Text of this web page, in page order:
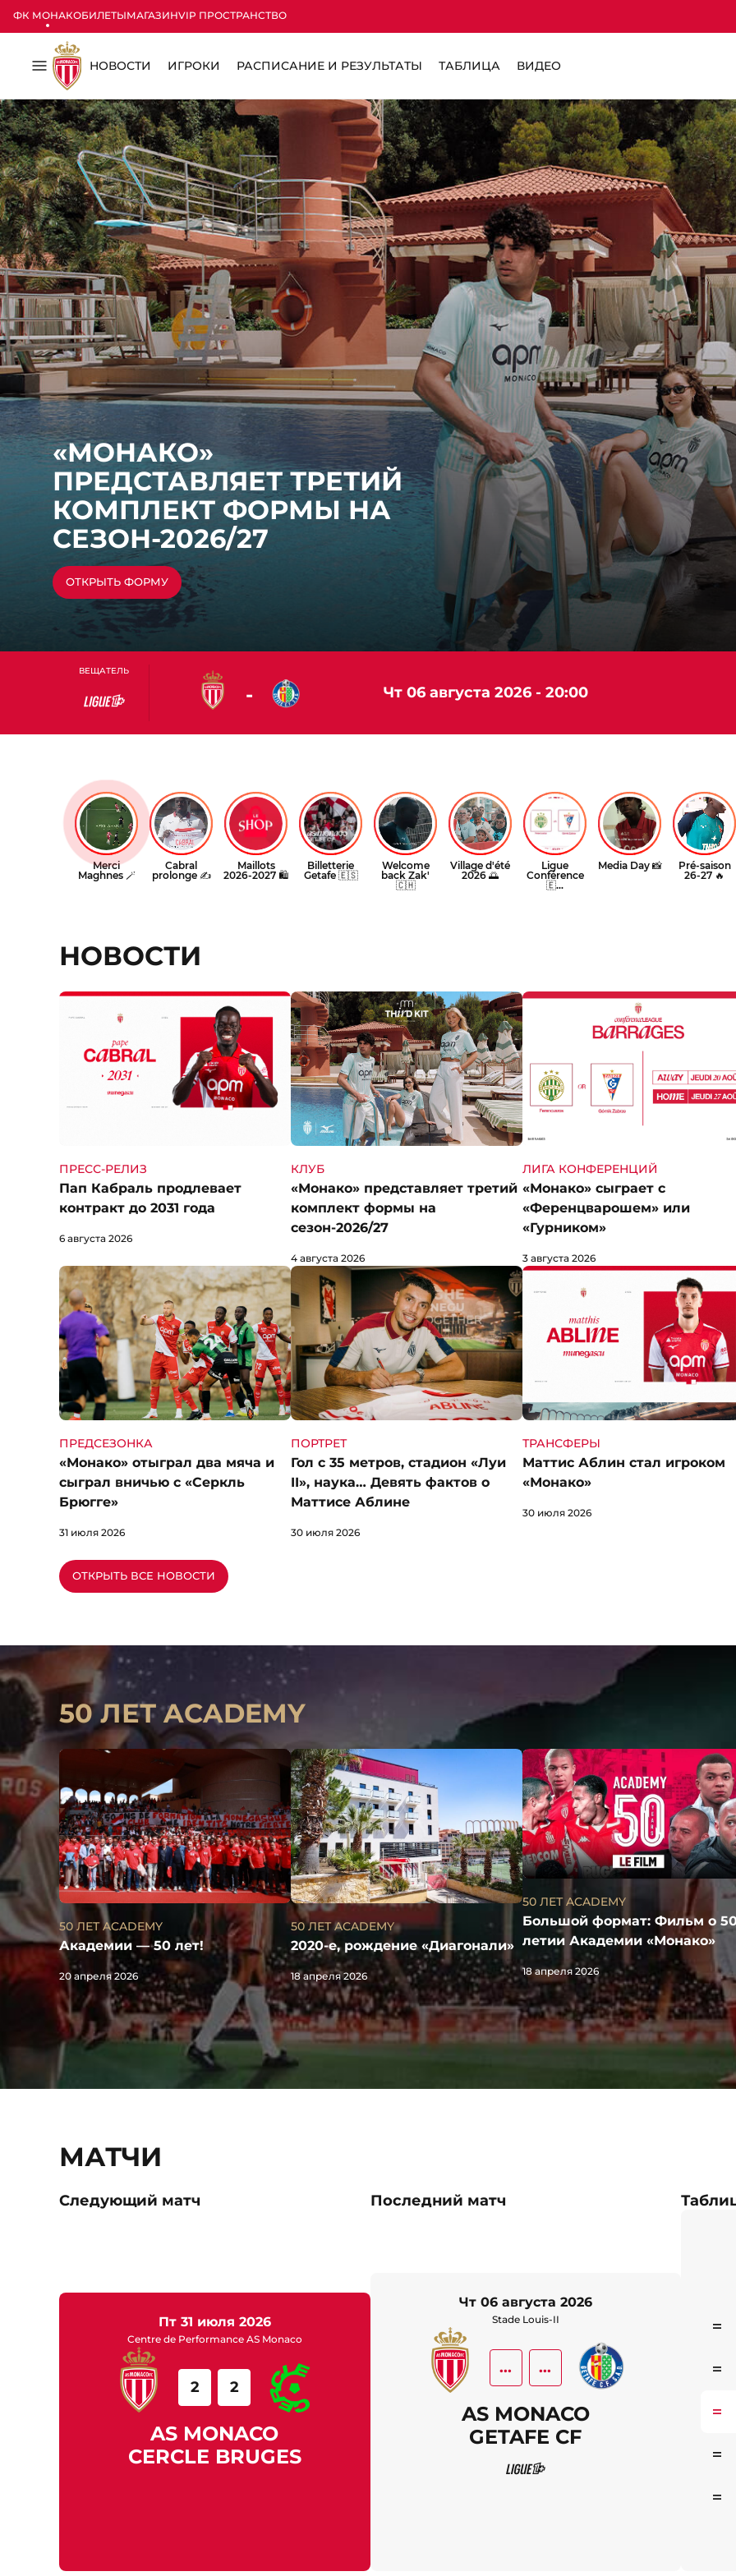
ФК МОНАКОБИЛЕТЫМАГАЗИНVIP ПРОСТРАНСТВО
Меню
НОВОСТИ ИГРОКИ РАСПИСАНИЕ И РЕЗУЛЬТАТЫ ТАБЛИЦА ВИДЕО
ЧИТАТЬ ЗАЯВЛЕНИЕ
«МОНАКО»
ПРЕДСТАВЛЯЕТ ТРЕТИЙ
КОМПЛЕКТ ФОРМЫ НА
СЕЗОН-2026/27
ОТКРЫТЬ ФОРМУ
ЧИТАТЬ СТАТЬЮ
СМОТРЕТЬ ГАЛЕРЕЮ
КРАТКИЙ ОБЗОР МАТЧА
ВЕЩАТЕЛЬ
Ligue
- чт 06 августа 2026 - 20:00
НОВОСТИ
ПРЕСС-РЕЛИЗ
Пап Кабраль продлевает
контракт до 2031 года
6 августа 2026
КЛУБ
«Монако» представляет третий
комплект формы на
сезон-2026/27
4 августа 2026
ЛИГА КОНФЕРЕНЦИЙ
«Монако» сыграет с
«Ференцварошем» или
«Гурником»
3 августа 2026
ПРЕДСЕЗОНКА
«Монако» отыграл два мяча и
сыграл вничью с «Серкль
Брюгге»
31 июля 2026
ПОРТРЕТ
Гол с 35 метров, стадион «Луи
II», наука… Девять фактов о
Маттисе Аблине
30 июля 2026
ТРАНСФЕРЫ
Маттис Аблин стал игроком
«Монако»
30 июля 2026
ОТКРЫТЬ ВСЕ НОВОСТИ
50 ЛЕТ ACADEMY
50 ЛЕТ ACADEMY
Академии — 50 лет!
20 апреля 2026
50 ЛЕТ ACADEMY
2020-е, рождение «Диагонали»
18 апреля 2026
50 ЛЕТ ACADEMY
Большой формат: Фильм о
летии Академии «Монако»
18 апреля 2026
МАТЧИ
Следующий матч
пт 31 июля 2026
Centre de Performance AS Monaco
AS MONACO
2
CERCLE BRUGES
2
Последний матч
чт 06 августа 2026
Stade Louis-II
AS MONACO
...
GETAFE CF
...